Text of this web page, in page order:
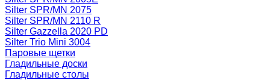
Silter SPR/MN 2075
Silter SPR/MN 2110 R
Silter Gazzella 2020 PD
Silter Trio Mini 3004
Паровые щетки
Гладильные доски
Гладильные столы